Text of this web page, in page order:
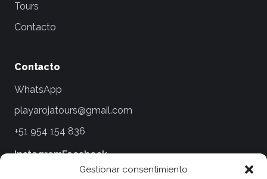
Gestionar consentimiento
Tours
Contacto
Contacto
WhatsApp
playarojatours@gmail.com
+51 954 154 836
InstagramFacebook